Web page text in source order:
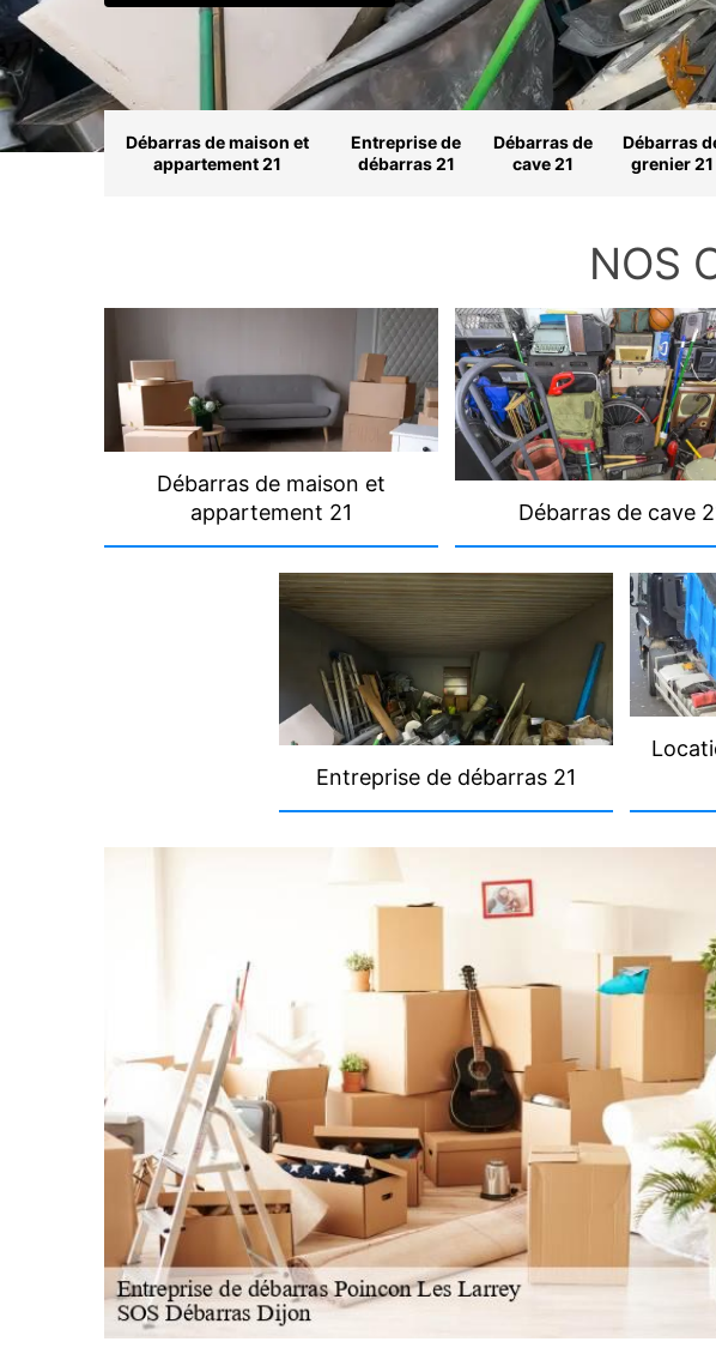
Débarras de maison et
appartement 21
Entreprise de
débarras 21
Débarras de
cave 21
Débarras
grenier 21
NOS
Débarras de maison et
appartement 21
Débarras de cave
Entreprise de débarras 21